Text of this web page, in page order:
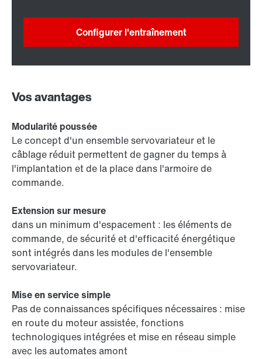
Configurer l'entraînement
Vos avantages
Modularité poussée
Le concept d'un ensemble servovariateur et le
câblage réduit permettent de gagner du temps à
l'implantation et de la place dans l'armoire de
commande.
Extension sur mesure
dans un minimum d'espacement : les éléments de
commande, de sécurité et d'efficacité énergétique
sont intégrés dans les modules de l'ensemble
servovariateur.
Mise en service simple
Pas de connaissances spécifiques nécessaires : mise
en route du moteur assistée, fonctions
technologiques intégrées et mise en réseau simple
avec les automates amont